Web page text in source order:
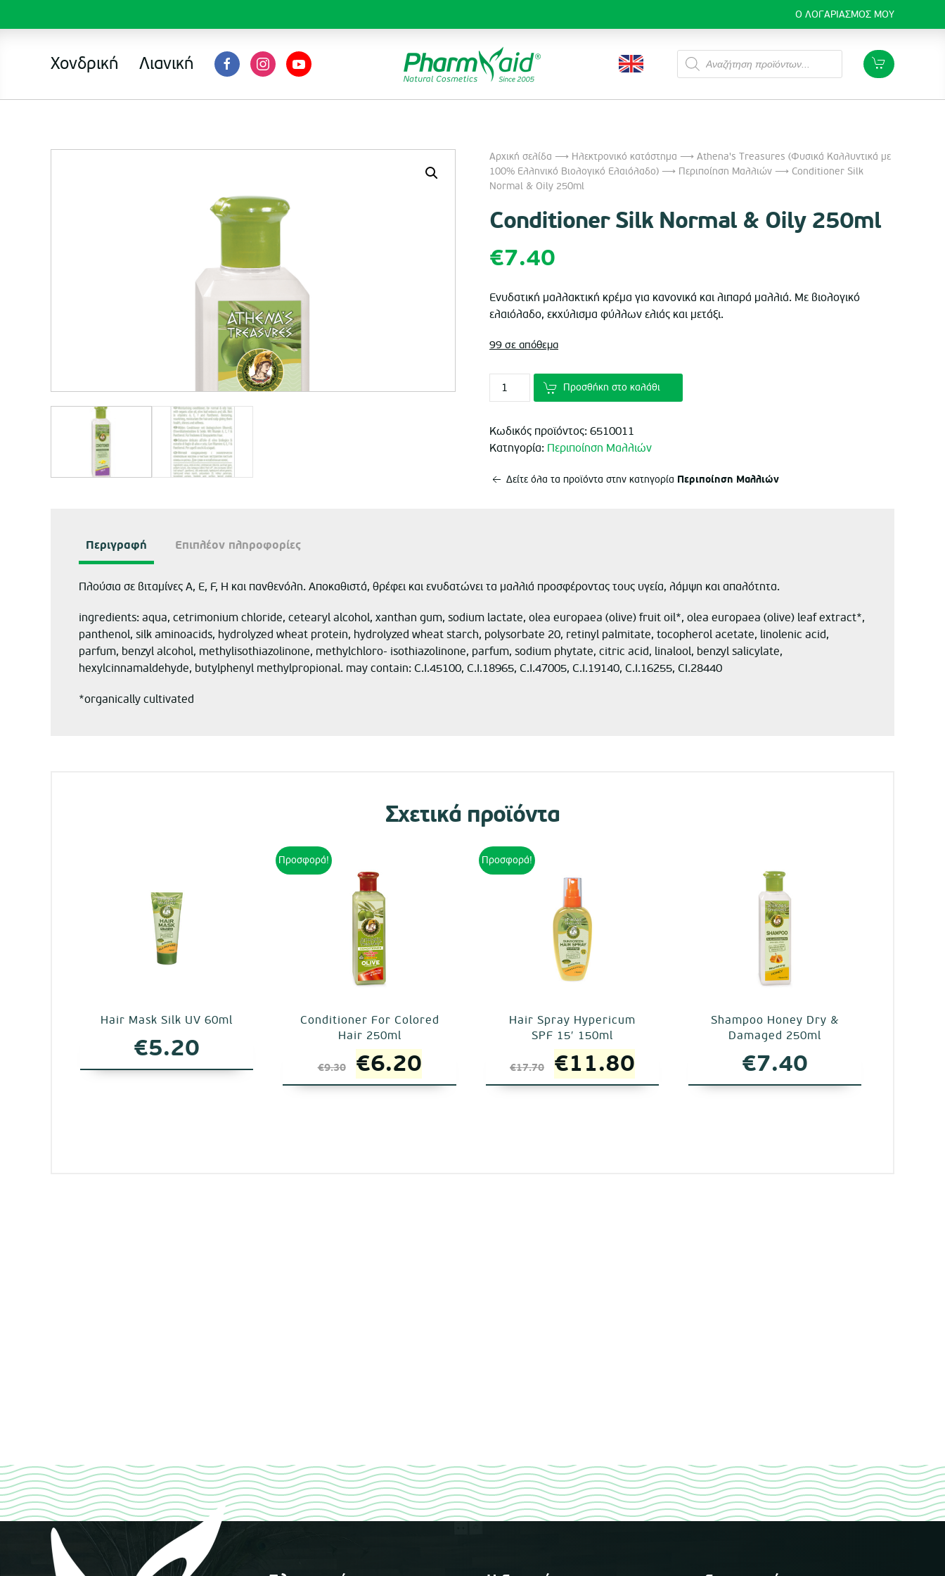
Ο ΛΟΓΑΡΙΑΣΜΌΣ ΜΟΥ
Χονδρική Λιανική
Products
search
Αρχική σελίδα ⟶ Ηλεκτρονικό κατάστημα ⟶ Athena's Treasures (Φυσικά Καλλυντικά με
100% Ελληνικό Βιολογικό Ελαιόλαδο) ⟶ Περιποίηση Μαλλιών ⟶ Conditioner Silk
Normal & Oily 250ml
Conditioner Silk Normal & Oily 250ml
€7.40
Ενυδατική μαλλακτική κρέμα για κανονικά και λιπαρά μαλλιά. Με βιολογικό
ελαιόλαδο, εκχύλισμα φύλλων ελιάς και μετάξι.
99 σε απόθεμα
Προσθήκη στο καλάθι
Κωδικός προϊόντος: 6510011
Κατηγορία: Περιποίηση Μαλλιών
Δείτε όλα τα προϊόντα στην κατηγορία Περιποίηση Μαλλιών
Περιγραφή Επιπλέον πληροφορίες
Πλούσια σε βιταμίνες A, E, F, H και πανθενόλη. Αποκαθιστά, θρέφει και ενυδατώνει τα μαλλιά προσφέροντας τους υγεία, λάμψη και απαλότητα.
ingredients: aqua, cetrimonium chloride, cetearyl alcohol, xanthan gum, sodium lactate, olea europaea (olive) fruit oil*, olea europaea (olive) leaf extract*,
panthenol, silk aminoacids, hydrolyzed wheat protein, hydrolyzed wheat starch, polysorbate 20, retinyl palmitate, tocopherol acetate, linolenic acid,
parfum, benzyl alcohol, methylisothiazolinone, methylchloro- isothiazolinone, parfum, sodium phytate, citric acid, linalool, benzyl salicylate,
hexylcinnamaldehyde, butylphenyl methylpropional. may contain: C.I.45100, C.I.18965, C.I.47005, C.I.19140, C.I.16255, CI.28440
*organically cultivated
Σχετικά προϊόντα
Hair Mask Silk UV 60ml
€5.20
Προσφορά!
Conditioner For Colored
Hair 250ml
€9.30
Original
price
€6.20Η
τρέχουσα
Προσφορά!
Hair Spray Hypericum
SPF 15′ 150ml
€17.70
Original
price
€11.80Η
τρέχουσα
Shampoo Honey Dry &
Damaged 250ml
€7.40